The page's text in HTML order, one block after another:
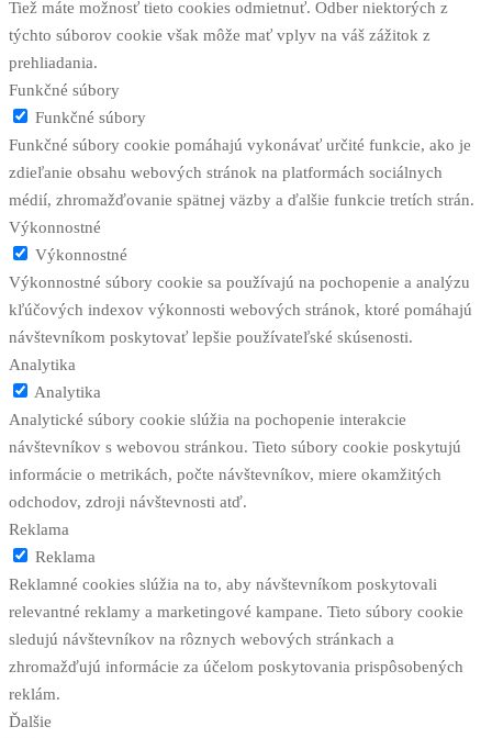
Tiež máte možnosť tieto cookies odmietnuť. Odber niektorých z
týchto súborov cookie však môže mať vplyv na váš zážitok z
prehliadania.
Funkčné súbory
Funkčné súbory
Funkčné súbory cookie pomáhajú vykonávať určité funkcie, ako je
zdieľanie obsahu webových stránok na platformách sociálnych
médií, zhromažďovanie spätnej väzby a ďalšie funkcie tretích strán.
Výkonnostné
Výkonnostné
Výkonnostné súbory cookie sa používajú na pochopenie a analýzu
kľúčových indexov výkonnosti webových stránok, ktoré pomáhajú
návštevníkom poskytovať lepšie používateľské skúsenosti.
Analytika
Analytika
Analytické súbory cookie slúžia na pochopenie interakcie
návštevníkov s webovou stránkou. Tieto súbory cookie poskytujú
informácie o metrikách, počte návštevníkov, miere okamžitých
odchodov, zdroji návštevnosti atď.
Reklama
Reklama
Reklamné cookies slúžia na to, aby návštevníkom poskytovali
relevantné reklamy a marketingové kampane. Tieto súbory cookie
sledujú návštevníkov na rôznych webových stránkach a
zhromažďujú informácie za účelom poskytovania prispôsobených
reklám.
Ďalšie